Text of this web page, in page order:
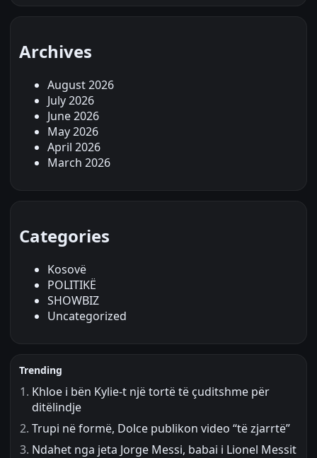
Archives
August 2026
July 2026
June 2026
May 2026
April 2026
March 2026
Categories
Kosovë
POLITIKË
SHOWBIZ
Uncategorized
Trending
Khloe i bën Kylie-t një tortë të çuditshme për
ditëlindje
Trupi në formë, Dolce publikon video “të zjarrtë”
Ndahet nga jeta Jorge Messi, babai i Lionel Messit